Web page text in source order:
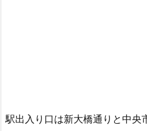
駅出入り口は新大橋通りと中央